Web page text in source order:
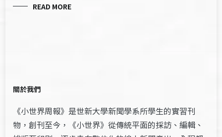
READ MORE
關於我們
《小世界周報》是世新大學新聞學系所學生的實習刊
物，創刊至今，《小世界》從傳統平面的採訪、編輯、